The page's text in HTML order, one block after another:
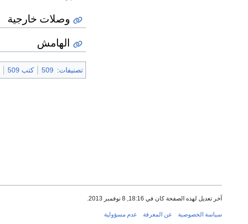
وصلات خارجية
الهامش
تصنيفات:
509 كتب 509
آخر تعديل لهذه الصفحة كان في 18:16, 8 نوفمبر 2013.
سياسة الخصوصية عن المعرفة عدم مسؤولية